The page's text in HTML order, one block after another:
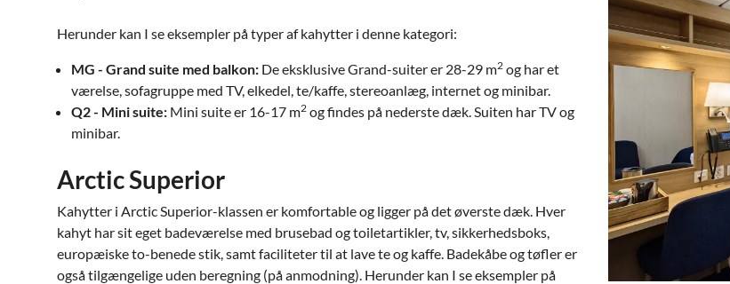
Herunder kan I se eksempler på typer af kahytter i denne kategori:
MG - Grand suite med balkon: De eksklusive Grand-suiter er 28-29 m2 og har et
værelse, sofagruppe med TV, elkedel, te/kaffe, stereoanlæg, internet og minibar.
Q2 - Mini suite: Mini suite er 16-17 m2 og findes på nederste dæk. Suiten har TV og
minibar.
Arctic Superior
Kahytter i Arctic Superior-klassen er komfortable og ligger på det øverste dæk. Hver
kahyt har sit eget badeværelse med brusebad og toiletartikler, tv, sikkerhedsboks,
europæiske to-benede stik, samt faciliteter til at lave te og kaffe. Badekåbe og tøfler er
også tilgængelige uden beregning (på anmodning). Herunder kan I se eksempler på